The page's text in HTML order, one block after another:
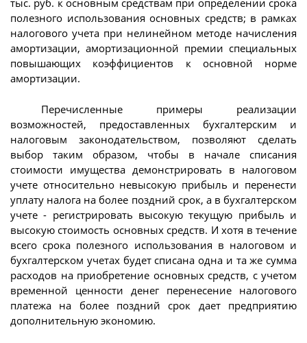
тыс. руб. к основным средствам при определении срока
полезного использования основных средств; в рамках
налогового учета при нелинейном методе начисления
амортизации, амортизационной премии специальных
повышающих коэффициентов к основной норме
амортизации.
Перечисленные примеры реализации
возможностей, предоставленных бухгалтерским и
налоговым законодательством, позволяют сделать
выбор таким образом, чтобы в начале списания
стоимости имущества демонстрировать в налоговом
учете относительно невысокую прибыль и перенести
уплату налога на более поздний срок, а в бухгалтерском
учете - регистрировать высокую текущую прибыль и
высокую стоимость основных средств. И хотя в течение
всего срока полезного использования в налоговом и
бухгалтерском учетах будет списана одна и та же сумма
расходов на приобретение основных средств, с учетом
временной ценности денег перенесение налогового
платежа на более поздний срок дает предприятию
дополнительную экономию.